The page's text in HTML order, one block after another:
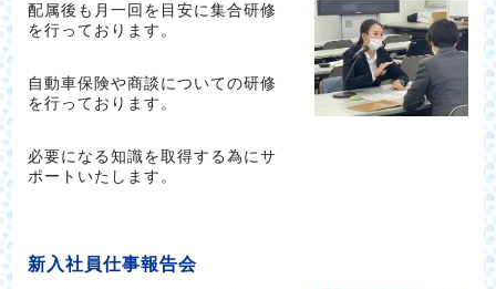
配属後も月一回を目安に集合研修
を行っております。
自動車保険や商談についての研修
を行っております。
必要になる知識を取得する為にサ
ポートいたします。
新入社員仕事報告会